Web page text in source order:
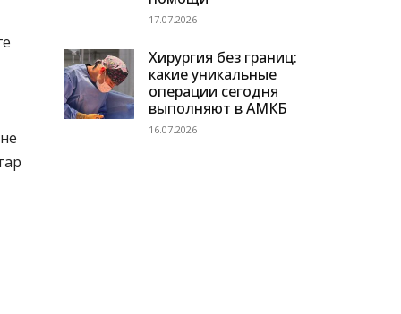
17.07.2026
Хирургия без границ:
какие уникальные
операции сегодня
выполняют в АМКБ
16.07.2026